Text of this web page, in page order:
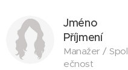
Jméno
Příjmení
Manažer / Spol
ečnost